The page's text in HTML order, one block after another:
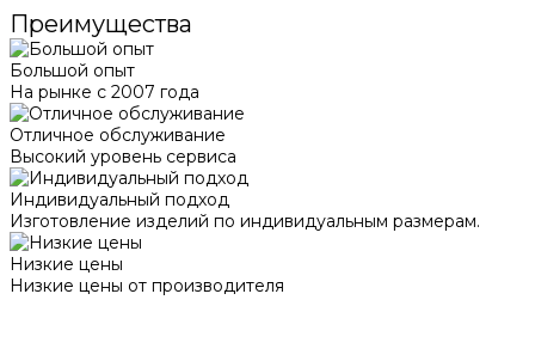
Преимущества
Большой опыт
На рынке с 2007 года
Отличное обслуживание
Высокий уровень сервиса
Индивидуальный подход
Изготовление изделий по индивидуальным размерам.
Низкие цены
Низкие цены от производителя